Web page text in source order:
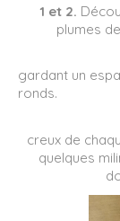
1 et 2.
plumes
gardant un
ronds.
creux de
quelques